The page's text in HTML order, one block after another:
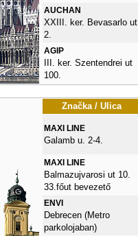
AUCHAN
XXIII. ker. Bevasarlo ut
2.
AGIP
III. ker. Szentendrei ut
100.
Značka / Ulica
MAXI LINE
Galamb u. 2-4.
MAXI LINE
Balmazujvarosi ut 10.
33.főut bevezető
ENVI
Debrecen (Metro
parkolojaban)